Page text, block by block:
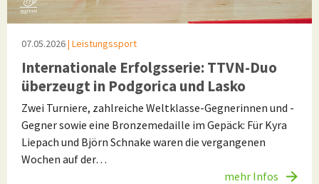
07.05.2026| Leistungssport
Internationale Erfolgsserie: TTVN-Duo
überzeugt in Podgorica und Lasko
Zwei Turniere, zahlreiche Weltklasse-Gegnerinnen und -
Gegner sowie eine Bronzemedaille im Gepäck: Für Kyra
Liepach und Björn Schnake waren die vergangenen
Wochen auf der…
mehr Infos